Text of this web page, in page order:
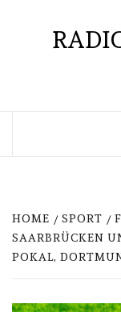
HOME SPORT
AARBRÜCKEN
OKAL,